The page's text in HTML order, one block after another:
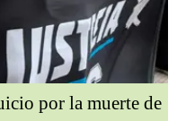
por la muerte de